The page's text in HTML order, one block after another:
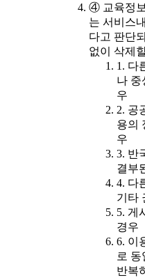
④ 교육정
는 서비스
다고 판단
없이 삭제
1. 다
나 중
우
2. 공
용의
우
3. 반
결부
4. 다
기타
5. 게
경우
6. 이
로 동
반복